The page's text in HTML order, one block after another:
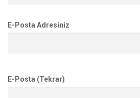
E-Posta Adresiniz
E-Posta (Tekrar)